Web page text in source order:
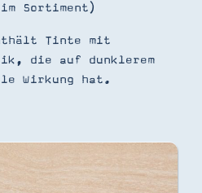
Sortiment)
Tinte mit
die auf dunklerem
Wirkung hat.